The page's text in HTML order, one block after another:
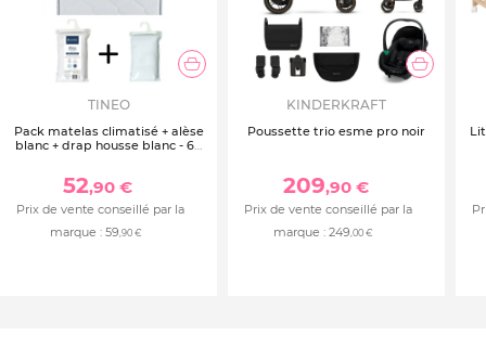
TINEO
Pack matelas climatisé + alèse
blanc + drap housse blanc - 60
52,90 €
Prix de vente conseillé par la
marque : 59,90 €
KINDERKRAFT
Poussette trio esme pro noir
209,90 €
Prix de vente conseillé par la
marque : 249,00 €